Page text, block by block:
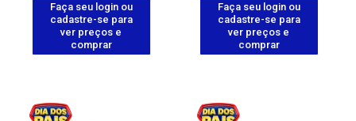
Faça seu login ou
cadastre-se para
ver preços e
comprar
Faça seu login ou
cadastre-se para
ver preços e
comprar